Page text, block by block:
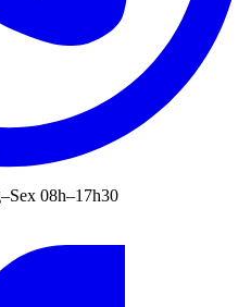
08h–17h30